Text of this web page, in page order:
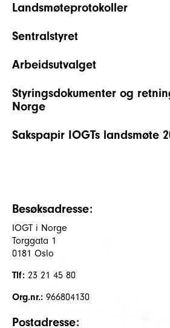
Landsmøteprotokoller
Sentralstyret
Arbeidsutvalget
Styringsdokumenter og
Norge
Sakspapir IOGTs landsmøte
Besøksadresse:
IOGT i Norge
Torggata 1
0181 Oslo
Tlf: 23 21 45 80
Org.nr.: 966804130
Postadresse: